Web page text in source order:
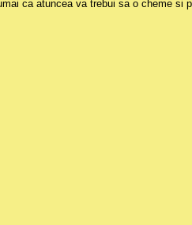
ca atuncea va trebui sa o cheme si